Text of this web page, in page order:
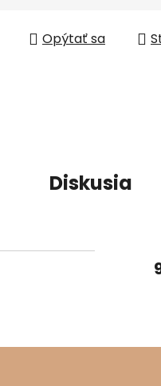
Opýtať sa
Diskusia